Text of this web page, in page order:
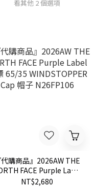
看其他 2 個選項
代購商品』2026AW THE
FACE Purple Label
標 65/35 WINDSTOPPER
NT$2,680